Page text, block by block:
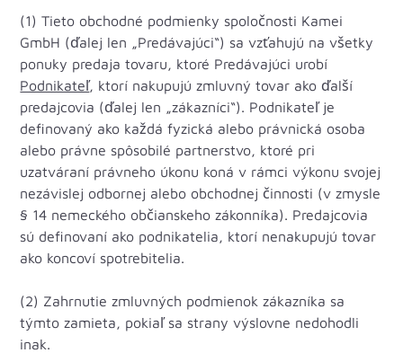
(1) Tieto obchodné podmienky spoločnosti Kamei
GmbH (ďalej len „Predávajúci“) sa vzťahujú na všetky
ponuky predaja tovaru, ktoré Predávajúci urobí
Podnikateľ, ktorí nakupujú zmluvný tovar ako ďalší
predajcovia (ďalej len „zákazníci“). Podnikateľ je
definovaný ako každá fyzická alebo právnická osoba
alebo právne spôsobilé partnerstvo, ktoré pri
uzatváraní právneho úkonu koná v rámci výkonu svojej
nezávislej odbornej alebo obchodnej činnosti (v zmysle
§ 14 nemeckého občianskeho zákonníka). Predajcovia
sú definovaní ako podnikatelia, ktorí nenakupujú tovar
ako koncoví spotrebitelia.
(2) Zahrnutie zmluvných podmienok zákazníka sa
týmto zamieta, pokiaľ sa strany výslovne nedohodli
inak.